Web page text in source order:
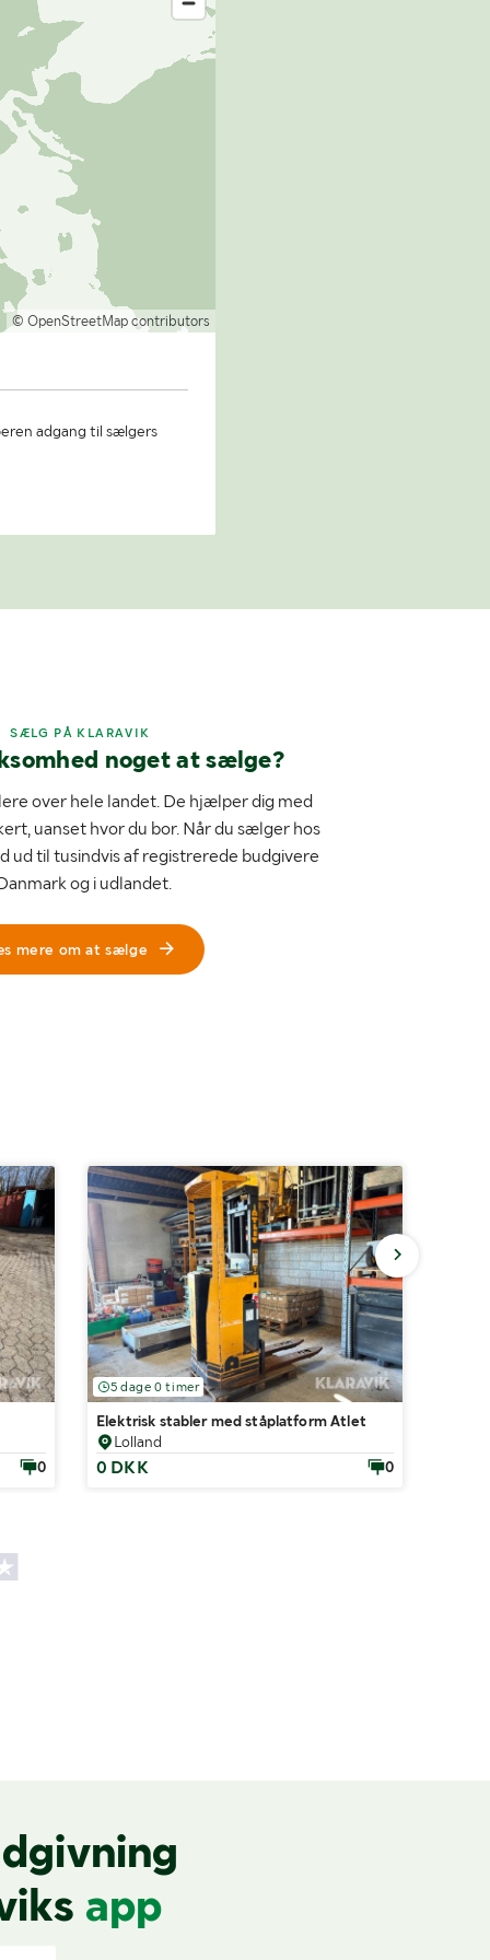
© OpenStreetMap contributors
adgang til sælgers
SÆLG PÅ KLARAVIK
noget at sælge?
over hele landet. De hjælper dig med
uanset hvor du bor. Når du sælger hos
ud til tusindvis af registrerede budgivere
og i udlandet.
mere om at sælge
0
5 dage 0 timer
Elektrisk stabler med ståplatform Atlet
Lolland
0 DKK 0
app